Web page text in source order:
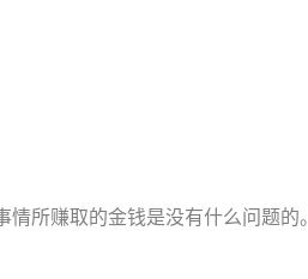
所赚取的金钱是没有什么问题的。